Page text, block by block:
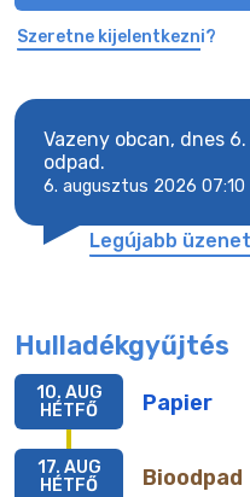
Szeretne kijelentkezni?
Vazeny obcan, dnes
odpad.
6. augusztus 2026 07:10
Legújabb
Hulladékgyűjtés
Papier
10. AUG
HÉTFŐ
Bioodpad
17. AUG
HÉTFŐ